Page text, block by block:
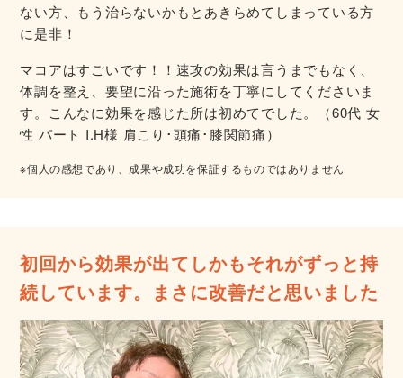
ない方、もう治らないかもとあきらめてしまっている方
に是非！
マコアはすごいです！！速攻の効果は言うまでもなく、
体調を整え、要望に沿った施術を丁寧にしてくださいま
す。こんなに効果を感じた所は初めてでした。（60代 女
性 パート I.H様 肩こり･頭痛･膝関節痛）
※個人の感想であり、成果や成功を保証するものではありません
初回から効果が出てしかもそれがずっと持
続しています。まさに改善だと思いました